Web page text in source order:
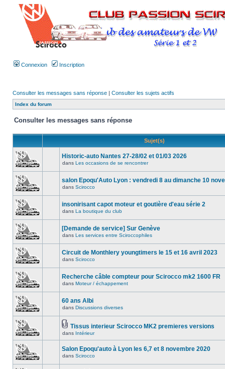
Connexion Inscription
Consulter les messages sans réponse | Consulter les sujets actifs
Index du forum
Consulter les messages sans réponse
Sujet(s)
Historic-auto Nantes 27-28/02 et 01/03 2026
dans Les occasions de se rencontrer
salon Epoqu'Auto Lyon : vendredi 8 au dimanche 10
dans Scirocco
insonirisant capot moteur et goutière d'eau série 2
dans La boutique du club
[Demande de service] Sur Genève
dans Les services entre Sciroccophiles
Circuit de Monthlery youngtimers le 15 et 16 avril 2023
dans Scirocco
Recherche câble compteur pour Scirocco mk2 1600 FR
dans Moteur / échappement
60 ans Albi
dans Discussions diverses
Tissus interieur Scirocco MK2 premieres versions
dans Intérieur
Salon Epoqu'auto à Lyon les 6,7 et 8 novembre 2020
dans Scirocco